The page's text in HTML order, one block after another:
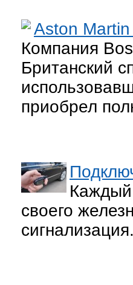
Aston
Компания
Британский
приобрел
Каждый
своего
сигнализация.